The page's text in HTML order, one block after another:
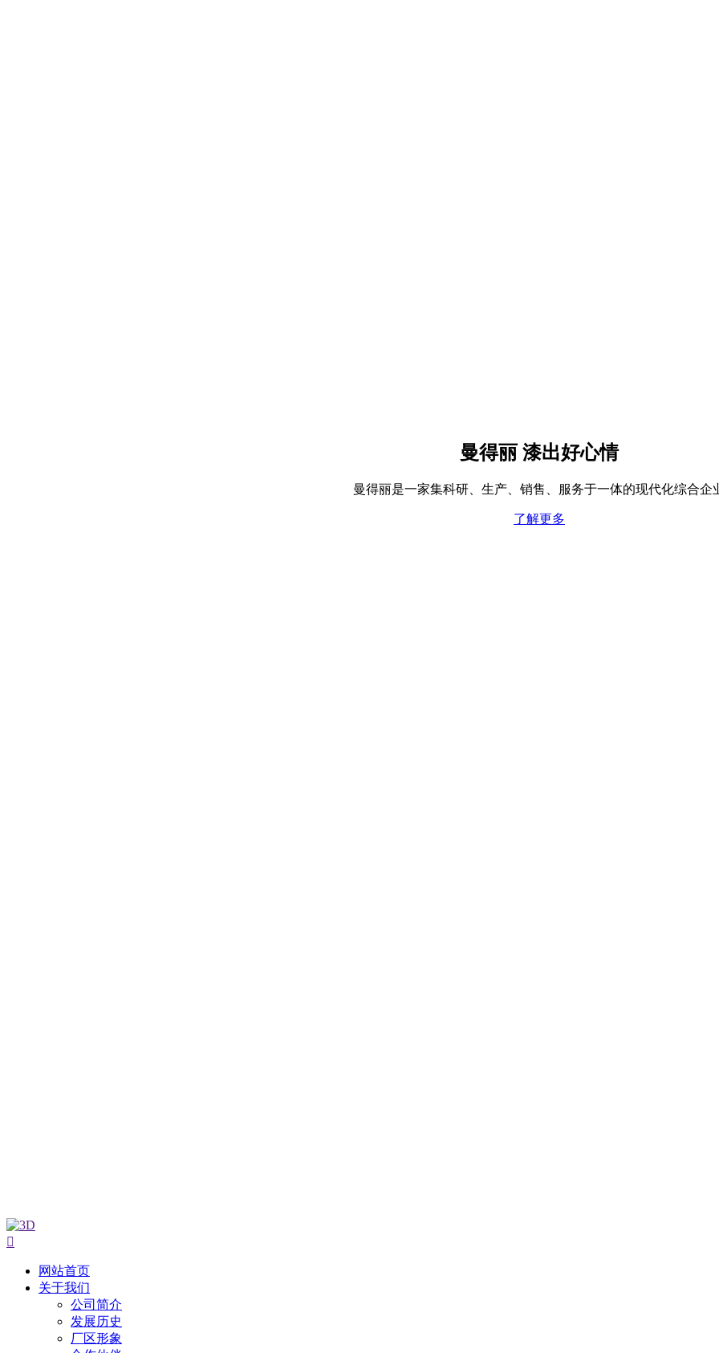
曼得丽 漆出好心情
曼得丽是一家集科研、生产、销售、服务于一体的现代化综合企
了解更多

网站首页
关于我们
公司简介
发展历史
厂区形象